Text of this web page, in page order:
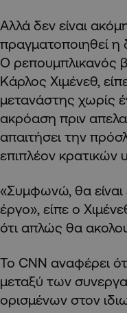
Αλλά δεν είναι
πραγματοποιηθεί η
Ο ρεπουμπλικανός
Κάρλος Χιμένεθ,
μετανάστης χωρίς
ακρόαση πριν
απαιτήσει την
επιπλέον κρατικών
«Συμφωνώ, θα
έργο», είπε ο
ότι απλώς θα
Το CNN αναφέρει
μεταξύ των
ορισμένων στον